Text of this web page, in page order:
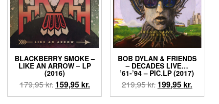
BLACKBERRY SMOKE ‎–
LIKE AN ARROW – LP
(2016)
179,95kr. Den
oprindelige
159,95 kr.Den
aktuelle
BOB DYLAN & FRIENDS
‎– DECADES LIVE…
’61-’94 – PIC.LP (2017)
219,95kr. Den
oprindelige
199,95 kr.Den
aktuelle